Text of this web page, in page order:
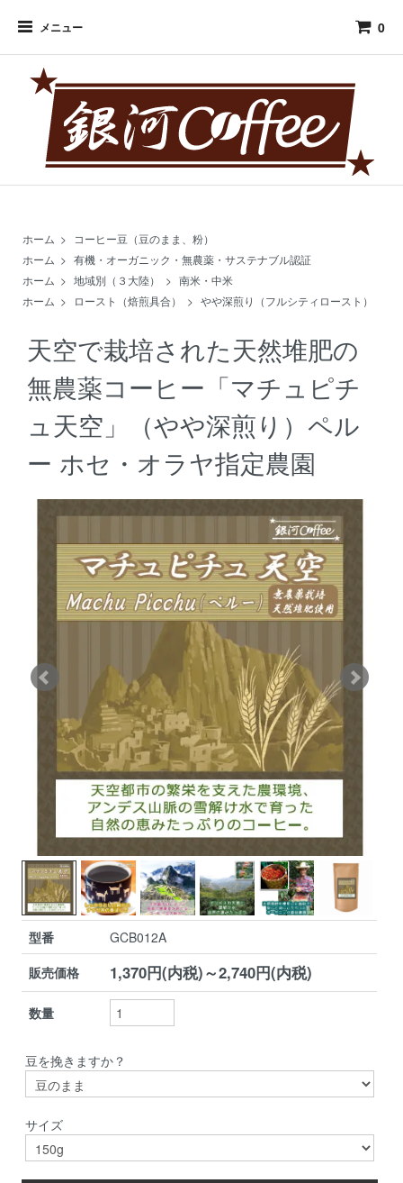
メニュー 0
ホーム >
コーヒー豆（豆のまま、粉）
ホーム > 有機・オーガニック・無農薬・サステナブル認証
ホーム > 地域別（３大陸） > 南米・中米
ホーム > ロースト（焙煎具合） > やや深煎り（フルシティロースト）
天空で栽培された天然堆肥の
無農薬コーヒー「マチュピチ
ュ天空」（やや深煎り）ペル
ー ホセ・オラヤ指定農園
型番
GCB012A
販売価格
1,370円(内税)～2,740円(内税)
数量
豆を挽きますか？
サイズ